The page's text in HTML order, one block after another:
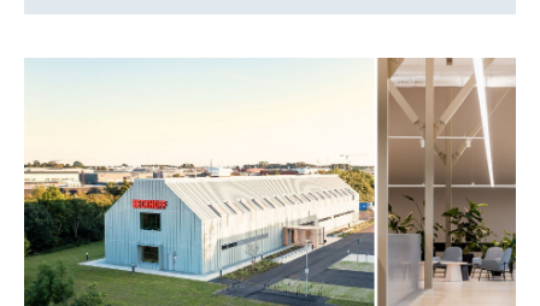
Beckhoffs kontor lyfter ambitionsnivån i Fosie – nu finalist i